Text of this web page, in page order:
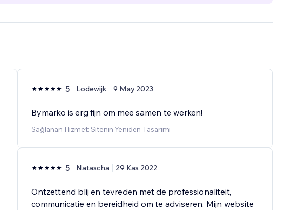
5 Lodewijk 9 May 2023
Bymarko is erg fijn om mee samen te werken!
Sağlanan Hizmet: Sitenin Yeniden Tasarımı
5 Natascha 29 Kas 2022
Ontzettend blij en tevreden met de professionaliteit,
communicatie en bereidheid om te adviseren. Mijn website